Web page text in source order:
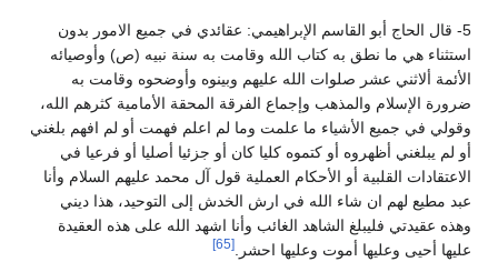
5- قال الحاج أبو القاسم الإبراهيمي: عقائدي في جميع الامور بدون
استثناء هي ما نطق به كتاب الله وقامت به سنة نبيه (ص) وأوصيائه
الأئمة ألاثني عشر صلوات الله عليهم وبينوه وأوضحوه وقامت به
ضرورة الإسلام والمذهب وإجماع الفرقة المحقة الأمامية كثرهم الله،
وقولي في جميع الأشياء ما علمت وما لم اعلم فهمت أو لم افهم بلغني
أو لم يبلغني أظهروه أو كتموه كليا كان أو جزئيا أصليا أو فرعيا في
الاعتقادات القلبية أو الأحكام العملية قول آل محمد عليهم السلام وأنا
عبد مطيع لهم ان شاء الله في ارش الخدش إلى التوحيد، هذا ديني
وهذه عقيدتي فليبلغ الشاهد الغائب وأنا اشهد الله على هذه العقيدة
عليها أحيى وعليها أموت وعليها احشر.
[65]